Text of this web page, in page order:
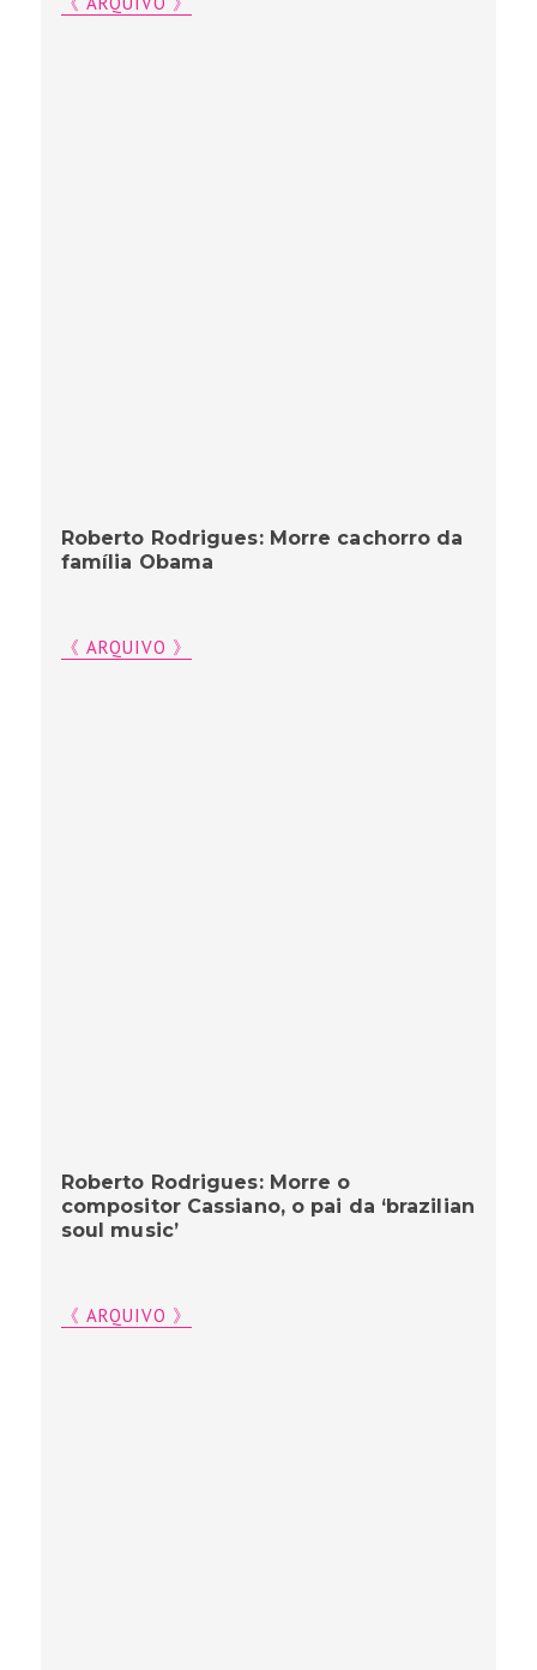
Roberto Rodrigues: Morre cachorro da
família Obama
《 ARQUIVO 》
Roberto Rodrigues: Morre o
compositor Cassiano, o pai da ‘brazilian
soul music’
《 ARQUIVO 》